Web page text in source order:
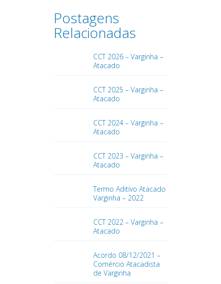
Postagens
Relacionadas
CCT 2026 – Varginha –
Atacado
CCT 2025 – Varginha –
Atacado
CCT 2024 – Varginha –
Atacado
CCT 2023 – Varginha –
Atacado
Termo Aditivo Atacado
Varginha – 2022
CCT 2022 – Varginha –
Atacado
Acordo 08/12/2021 –
Comércio Atacadista
de Varginha